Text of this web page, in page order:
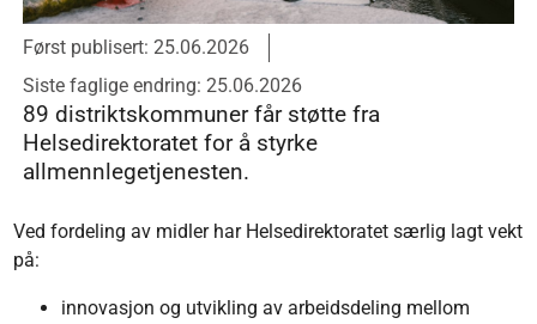
Først publisert: 25.06.2026
Siste faglige endring: 25.06.2026
89 distriktskommuner får støtte fra
Helsedirektoratet for å styrke
allmennlegetjenesten.
Ved fordeling av midler har Helsedirektoratet særlig lagt vekt
på:
innovasjon og utvikling av arbeidsdeling mellom